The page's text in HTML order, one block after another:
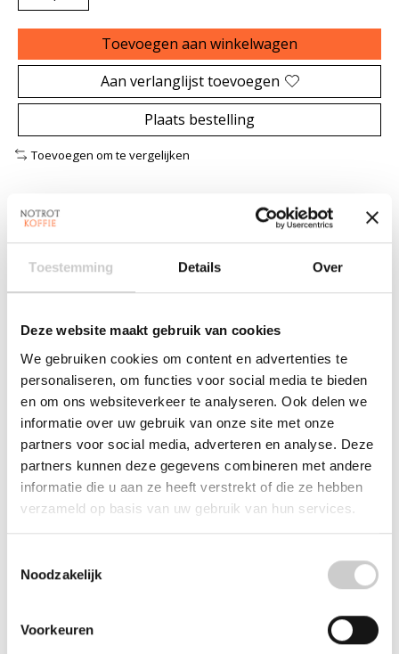
Toestemming Details Over
Deze website maakt gebruik van cookies
We gebruiken cookies om content en advertenties te
personaliseren, om functies voor social media te bieden
en om ons websiteverkeer te analyseren. Ook delen we
informatie over uw gebruik van onze site met onze
partners voor social media, adverteren en analyse. Deze
partners kunnen deze gegevens combineren met andere
informatie die u aan ze heeft verstrekt of die ze hebben
verzameld op basis van uw gebruik van hun services.
Noodzakelijk
Voorkeuren
Toevoegen aan winkelwagen
Aan verlanglijst toevoegen
Plaats bestelling
Toevoegen om te vergelijken
Beschrijving Reviews (1)
Messing revisie set drukventiel
Messing revisie set voor het drukventiel in de Jura,
Bosch, Siemens, Nivona, Miele, Neff en Gaggenau.
Hittebestendig, duurzaam en corrosiebestendig.
1x messing revisie set voor drukventiel
Geschikt voor het drukventiel in de:
Jura
Bosch
Siemens
Nivona
Neff